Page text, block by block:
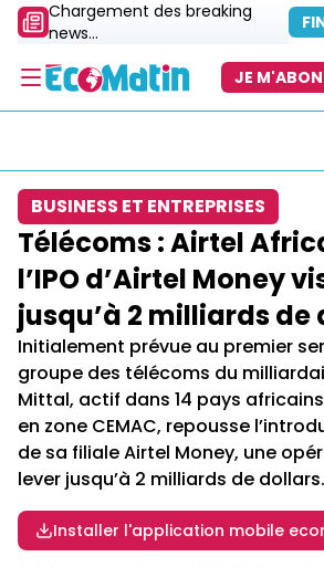
Chargement des breaking
news...
JE
BUSINESS ET ENTREPRISES
Télécoms : Airtel
l’IPO d’Airtel Money
jusqu’à 2 milliards de
Initialement prévue au premier
groupe des télécoms du
Mittal, actif dans 14 pays
en zone CEMAC, repousse
de sa filiale Airtel Money, une
lever jusqu’à 2 milliards de dollars.
Installer l'application mobile